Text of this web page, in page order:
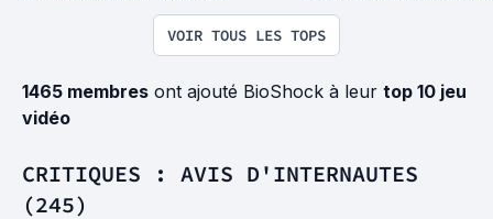
VOIR TOUS LES TOPS
1465 membres ont ajouté BioShock à leur top 10 jeu
vidéo
CRITIQUES : AVIS D'INTERNAUTES
(245)